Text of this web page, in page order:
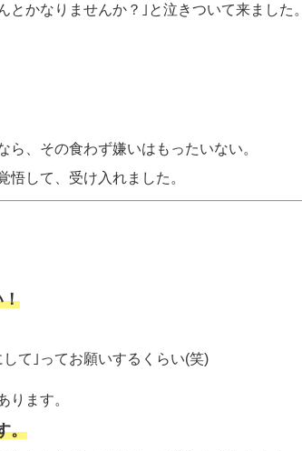
かなりませんか？｣と泣きついて来ました。
、その食わず嫌いはもったいない。
して、受け入れました。
！
て｣ってお願いするくらい(笑)
ります。
。